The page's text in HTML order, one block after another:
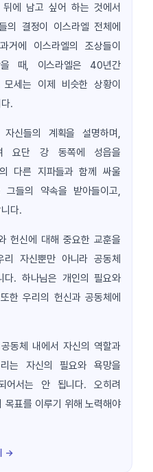
에 남고 싶어 하는 것에서
의 결정이 이스라엘 전체에
거에 이스라엘의 조상들이
때, 이스라엘은 40년간
세는 이제 비슷한 상황이
.
신들의 계획을 설명하며,
요단 강 동쪽에 성읍을
다른 지파들과 함께 싸울
그들의 약속을 받아들이고,
다.
헌신에 대해 중요한 교훈을
자신뿐만 아니라 공동체
. 하나님은 개인의 필요와
한 우리의 헌신과 공동체에
동체 내에서 자신의 역할과
는 자신의 필요와 욕망을
어서는 안 됩니다. 오히려
목표를 이루기 위해 노력해야
→